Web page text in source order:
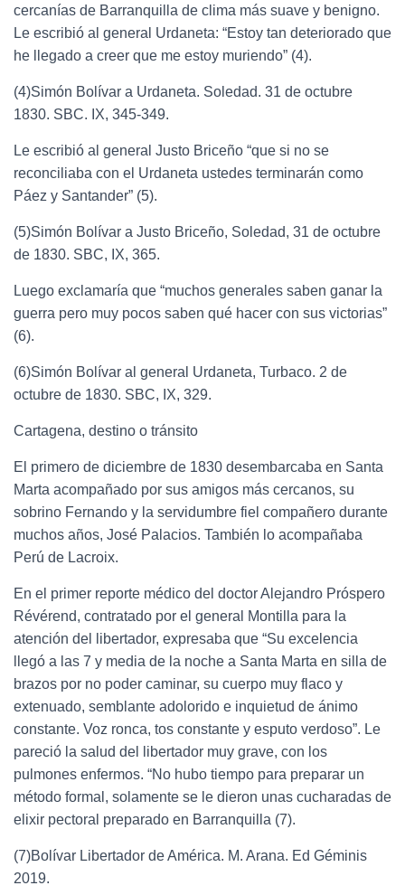
cercanías de Barranquilla de clima más suave y benigno.
Le escribió al general Urdaneta: “Estoy tan deteriorado que
he llegado a creer que me estoy muriendo” (4).
(4)Simón Bolívar a Urdaneta. Soledad. 31 de octubre
1830. SBC. IX, 345-349.
Le escribió al general Justo Briceño “que si no se
reconciliaba con el Urdaneta ustedes terminarán como
Páez y Santander” (5).
(5)Simón Bolívar a Justo Briceño, Soledad, 31 de octubre
de 1830. SBC, IX, 365.
Luego exclamaría que “muchos generales saben ganar la
guerra pero muy pocos saben qué hacer con sus victorias”
(6).
(6)Simón Bolívar al general Urdaneta, Turbaco. 2 de
octubre de 1830. SBC, IX, 329.
Cartagena, destino o tránsito
El primero de diciembre de 1830 desembarcaba en Santa
Marta acompañado por sus amigos más cercanos, su
sobrino Fernando y la servidumbre fiel compañero durante
muchos años, José Palacios. También lo acompañaba
Perú de Lacroix.
En el primer reporte médico del doctor Alejandro Próspero
Révérend, contratado por el general Montilla para la
atención del libertador, expresaba que “Su excelencia
llegó a las 7 y media de la noche a Santa Marta en silla de
brazos por no poder caminar, su cuerpo muy flaco y
extenuado, semblante adolorido e inquietud de ánimo
constante. Voz ronca, tos constante y esputo verdoso”. Le
pareció la salud del libertador muy grave, con los
pulmones enfermos. “No hubo tiempo para preparar un
método formal, solamente se le dieron unas cucharadas de
elixir pectoral preparado en Barranquilla (7).
(7)Bolívar Libertador de América. M. Arana. Ed Géminis
2019.